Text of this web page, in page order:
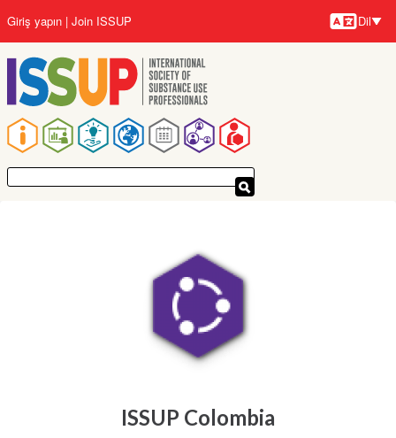
içeriğe
atla
Giriş yapın Join ISSUP
Diller
Dil
Ana
gezinti
ISSUP Colombia